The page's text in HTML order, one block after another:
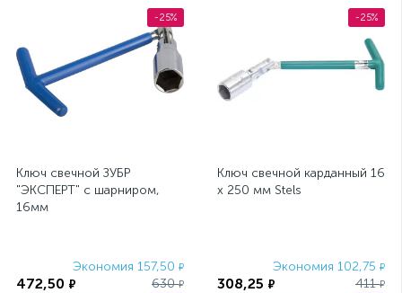
-25%
Ключ свечной ЗУБР
"ЭКСПЕРТ" с шарниром,
16мм
Экономия 157,50 ₽
472,50 ₽ 630₽
-25%
Ключ свечной карданный 16
х 250 мм Stels
Экономия 102,75 ₽
308,25 ₽ 411₽